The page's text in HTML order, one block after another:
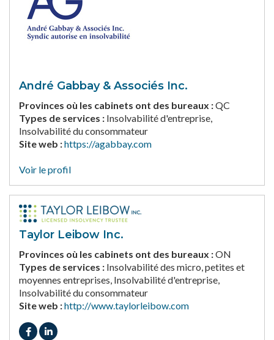
André Gabbay & Associés Inc.
Provinces où les cabinets ont des bureaux :QC
Types de services : Insolvabilité d'entreprise,
Insolvabilité du consommateur
Site web :https://agabbay.com
Voir le profil
Taylor Leibow Inc.
Provinces où les cabinets ont des bureaux :ON
Types de services : Insolvabilité des micro, petites et
moyennes entreprises, Insolvabilité d'entreprise,
Insolvabilité du consommateur
Site web :http://www.taylorleibow.com